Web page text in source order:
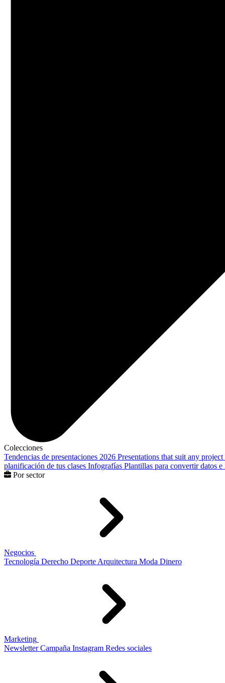
Colecciones
Tendencias de presentaciones 2026 Presentations that suit any project
planificación de tus clases Infografías Plantillas para convertir datos
Por sector
Negocios
Tecnología Derecho Deporte Arquitectura Moda Dinero
Marketing
Newsletter Campaña Instagram Redes sociales